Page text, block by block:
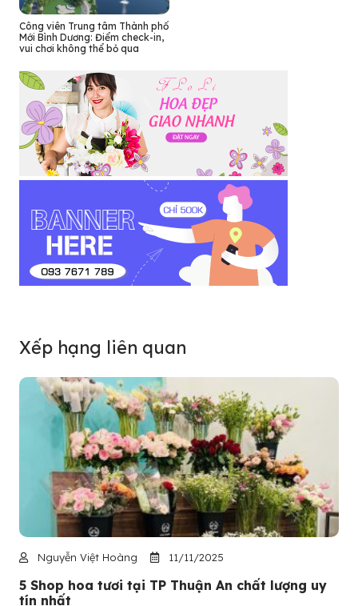
Công viên Trung tâm Thành phố
Mới Bình Dương: Điểm check-in,
vui chơi không thể bỏ qua
Xếp hạng liên quan
Nguyễn Việt Hoàng 11/11/2025
5 Shop hoa tươi tại TP Thuận An chất lượng uy
tín nhất